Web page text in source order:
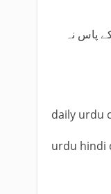
پاس نہ
daily urdu
urdu hindi